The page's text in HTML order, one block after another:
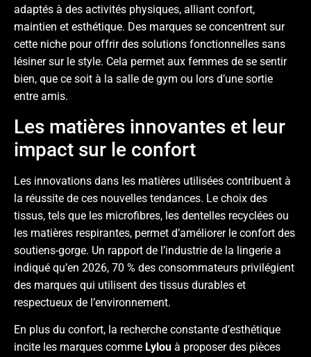
adaptés à des activités physiques, alliant confort,
maintien et esthétique. Des marques se concentrent sur
cette niche pour offrir des solutions fonctionnelles sans
lésiner sur le style. Cela permet aux femmes de se sentir
bien, que ce soit à la salle de gym ou lors d’une sortie
entre amis.
Les matières innovantes et leur
impact sur le confort
Les innovations dans les matières utilisées contribuent à
la réussite de ces nouvelles tendances. Le choix des
tissus, tels que les microfibres, les dentelles recyclées ou
les matières respirantes, permet d’améliorer le confort des
soutiens-gorge. Un rapport de l’industrie de la lingerie a
indiqué qu’en 2026, 70 % des consommateurs privilégient
des marques qui utilisent des tissus durables et
respectueux de l’environnement.
En plus du confort, la recherche constante d’esthétique
incite les marques comme Lylou à proposer des pièces